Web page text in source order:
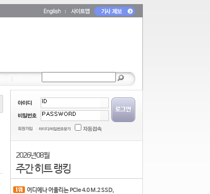
2026년 08월
주간 히트 랭킹
어디에나 어울리는 PCIe 4.0 M.2 SSD,